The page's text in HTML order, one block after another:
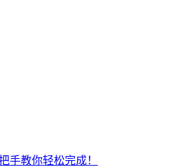
手教你轻松完成！